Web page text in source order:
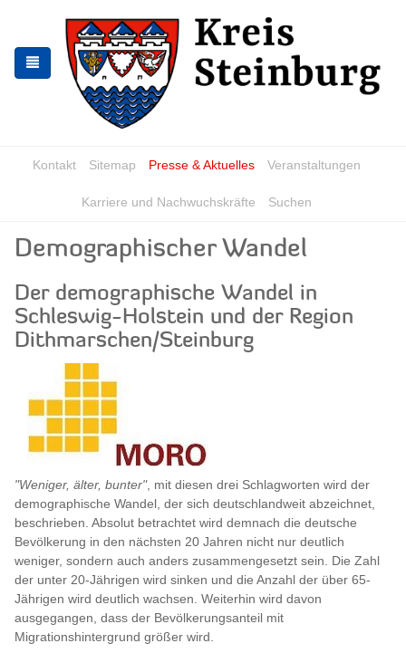
springen
springen
Kontakt Sitemap Presse & Aktuelles Veranstaltungen
Karriere und Nachwuchskräfte Suchen
Demographischer Wandel
Der demographische Wandel in
Schleswig-Holstein und der Region
Dithmarschen/Steinburg
"Weniger, älter, bunter", mit diesen drei Schlagworten wird der
demographische Wandel, der sich deutschlandweit abzeichnet,
beschrieben. Absolut betrachtet wird demnach die deutsche
Bevölkerung in den nächsten 20 Jahren nicht nur deutlich
weniger, sondern auch anders zusammengesetzt sein. Die Zahl
der unter 20-Jährigen wird sinken und die Anzahl der über 65-
Jährigen wird deutlich wachsen. Weiterhin wird davon
ausgegangen, dass der Bevölkerungsanteil mit
Migrationshintergrund größer wird.